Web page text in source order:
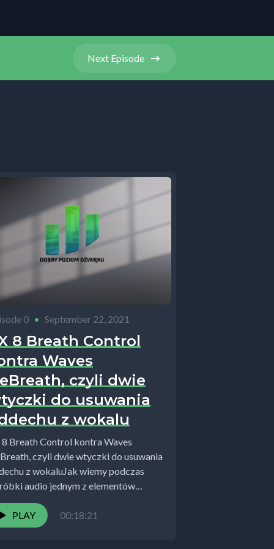
Next Episode
0 • September 22, 2021
8 Breath Control
Waves
czyli dwie
do usuwania
z wokalu
8 Breath Control kontra Waves
czyli dwie wtyczki do usuwania
z wokaluJak wiemy podczas
audio jednym z elementów
jest...
PLAY
00:18:21